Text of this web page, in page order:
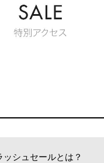
ッシュセールとは？